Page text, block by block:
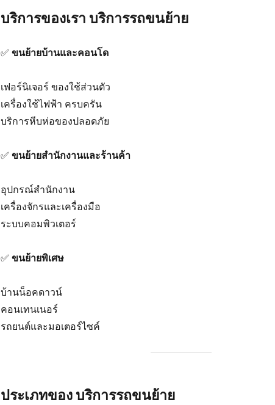
บริการของเรา บริการรถขนย้าย
✅ขนย้ายบ้านและคอนโด
เฟอร์นิเจอร์ ของใช้ส่วนตัว
เครื่องใช้ไฟฟ้า ครบครัน
บริการหีบห่อของปลอดภัย
✅ขนย้ายสำนักงานและร้านค้า
อุปกรณ์สำนักงาน
เครื่องจักรและเครื่องมือ
ระบบคอมพิวเตอร์
✅ขนย้ายพิเศษ
บ้านน็อคดาวน์
คอนเทนเนอร์
รถยนต์และมอเตอร์ไซค์
ประเภทของบริการรถขนย้าย